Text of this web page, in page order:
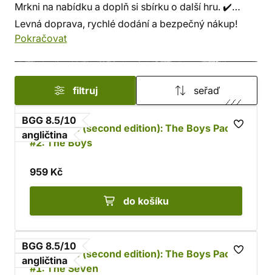
Mrkni na nabídku a doplň si sbírku o další hru. ✔️
Levná doprava, rychlé dodání a bezpečný nákup!
Pokračovat
filtruj seřaď
BGG 8.5/10
angličtina
Zombicide (second edition): The Boys Pack
#2: The Boys
959 Kč
do košíku
BGG 8.5/10
angličtina
Zombicide (second edition): The Boys Pack
#1: The Seven